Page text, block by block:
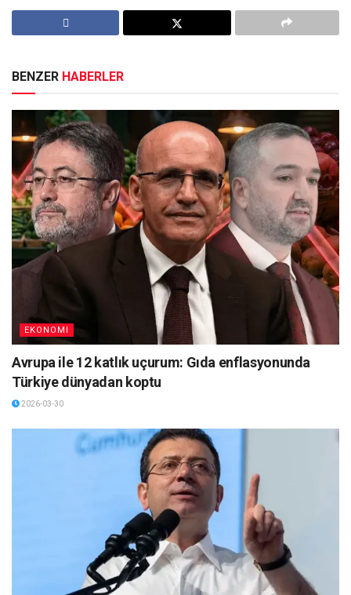
BENZER HABERLER
EKONOMI
Avrupa ile 12 katlık uçurum: Gıda enflasyonunda
Türkiye dünyadan koptu
2026-03-30